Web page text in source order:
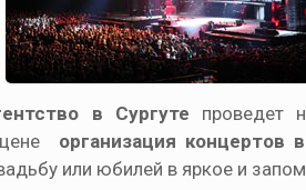
в Сургуте проведет
организация концертов
или юбилей в яркое и